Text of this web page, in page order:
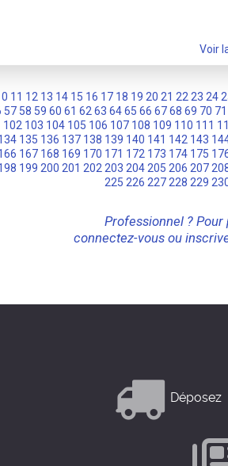
Voir
11 12 13 14 15 16 17 18 19 20 21 22 23 24
57 58 59 60 61 62 63 64 65 66 67 68 69 70 71
102 103 104 105 106 107 108 109 110 111
135 136 137 138 139 140 141 142 143
167 168 169 170 171 172 173 174 175
199 200 201 202 203 204 205 206 207
225 226 227 228 229
Professionnel ?
connectez-vous ou
Déposez